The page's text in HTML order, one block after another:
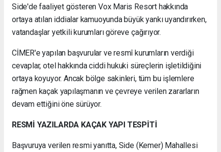
Side'de faaliyet gösteren Vox Maris Resort hakkında
ortaya atılan iddialar kamuoyunda büyük yankı uyandırırken,
vatandaşlar yetkili kurumları göreve çağırıyor.
CİMER'e yapılan başvurular ve resmî kurumların verdiği
cevaplar, otel hakkında ciddi hukuki süreçlerin işletildiğini
ortaya koyuyor. Ancak bölge sakinleri, tüm bu işlemlere
rağmen kaçak yapılaşmanın ve çevreye verilen zararların
devam ettiğini öne sürüyor.
RESMİ YAZILARDA KAÇAK YAPI TESPİTİ
Başvuruya verilen resmi yanıtta, Side (Kemer) Mahallesi